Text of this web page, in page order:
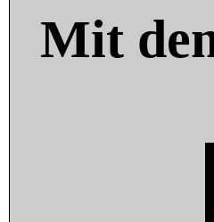
Mit